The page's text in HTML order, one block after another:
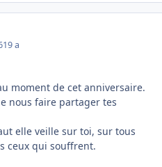
19 a
moment de cet anniversaire.
nous faire partager tes
elle veille sur toi, sur tous
ceux qui souffrent.